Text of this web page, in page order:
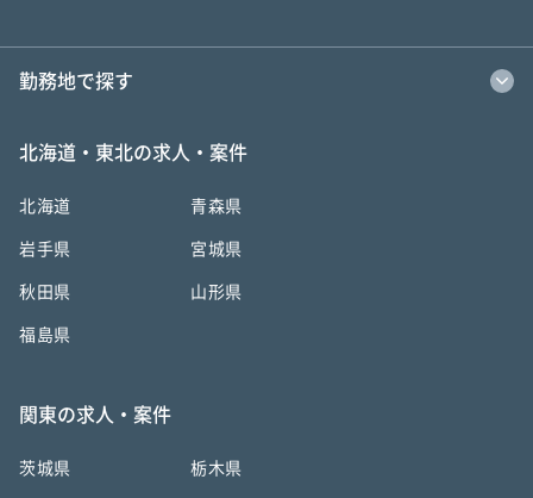
勤務地で探す
北海道・東北の求人・案件
北海道 青森県
岩手県 宮城県
秋田県 山形県
福島県
関東の求人・案件
茨城県 栃木県